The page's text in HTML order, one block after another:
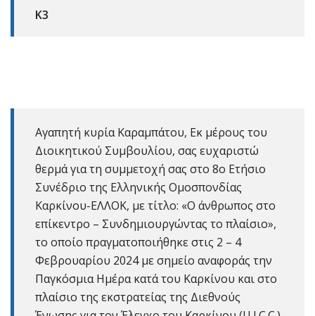
K3
Αγαπητή κυρία Καραμπάτου, Εκ μέρους του
Διοικητικού Συμβουλίου, σας ευχαριστώ
θερμά για τη συμμετοχή σας στο 8ο Ετήσιο
Συνέδριο της Ελληνικής Ομοσπονδίας
Καρκίνου-ΕΛΛΟΚ, με τίτλο: «Ο άνθρωπος στο
επίκεντρο – Συνδημιουργώντας το πλαίσιο»,
το οποίο πραγματοποιήθηκε στις 2 – 4
Φεβρουαρίου 2024 με σημείο αναφοράς την
Παγκόσμια Ημέρα κατά του Καρκίνου και στο
πλαίσιο της εκστρατείας της Διεθνούς